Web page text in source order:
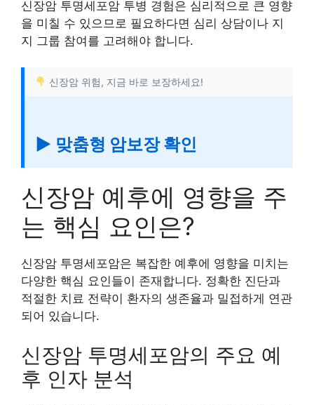
신장암 투명세포암 투병 경험은 심리적으로 큰 영향
을 미칠 수 있으므로 필요하다면 심리 상담이나 지
지 그룹 참여를 고려해야 합니다.
신장암 위험, 지금 바로 보장하세요!
▶ 맞춤형 암보장 확인
신장암 예후에 영향을 주
는 핵심 요인은?
신장암 투명세포암은 복잡한 예후에 영향을 미치는
다양한 핵심 요인들이 존재합니다. 정확한 진단과
적절한 치료 전략이 환자의 생존율과 밀접하게 연관
되어 있습니다.
신장암 투명세포암의 주요 예
후 인자 분석